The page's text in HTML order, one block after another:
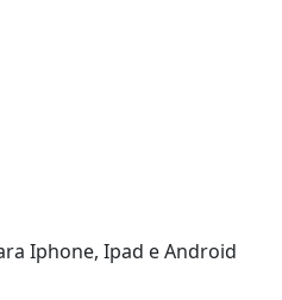
Iphone, Ipad e Android